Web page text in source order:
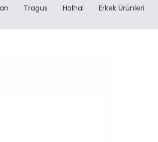
Tragus Halhal Erkek Ürünleri